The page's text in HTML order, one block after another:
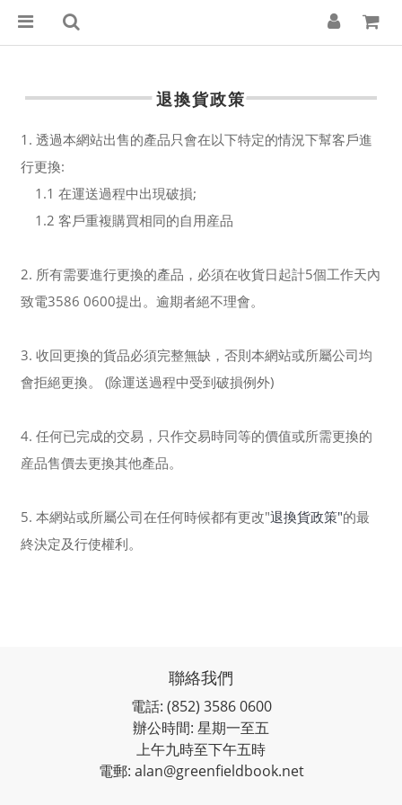
退換貨政策
1. 透過本網站出售的產品只會在以下特定的情況下幫客戶進
行更換:
1.1 在運送過程中出現破損;
1.2 客戶重複購買相同的自用産品
2. 所有需要進行更換的產品，必須在收貨日起計5個工作天內
致電3586 0600提出。逾期者絕不理會。
3. 收回更換的貨品必須完整無缺，否則本網站或所屬公司均
會拒絕更換。 (除運送過程中受到破損例外)
4. 任何已完成的交易，只作交易時同等的價值或所需更換的
産品售價去更換其他產品。
5. 本網站或所屬公司在任何時候都有更改"退換貨政策"的最
終決定及行使權利。
聯絡我們
電話: (852) 3586 0600
辦公時間: 星期一至五
上午九時至下午五時
電郵: alan@greenfieldbook.net